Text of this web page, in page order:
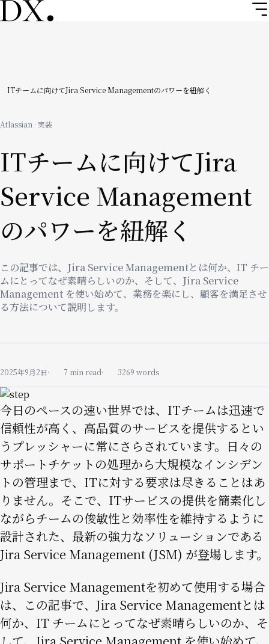
メ
イ
ン
に
移
パ
ン
ず
ITチームに向けてJira Service Managementのパワーを紐解く
Atlassian · 実装
ITチームに向けてJira
Service Management
のパワーを紐解く
この記事では、Jira Service Managementとは何か、IT チー
ムにとってなぜ素晴らしいのか、そして、Jira Service
Management を使い始めて、業務を楽にし、顧客を満足させ
る方法について説明します。
2025年9月2日 7 min read 3269 words
Image
今日のペースの速い世界では、ITチームは迅速で
信頼性が高く、高品質のサービスを提供するとい
うプレッシャーに常にさらされています。日々の
サポートチケットの処理から大規模なインシデン
トの管理まで、ITに対する要求は尽きることはあ
りません。そこで、ITサービスの提供を簡素化し
ながらチームの俊敏性と効率性を維持するように
設計された、最新の強力なソリューションである
Jira Service Management (JSM) が登場します。
Jira Service Managementを初めて使用する場合
は、この記事で、Jira Service Managementとは
何か、IT チームにとってなぜ素晴らしいのか、そ